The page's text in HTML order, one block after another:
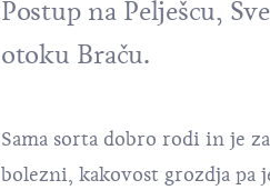
Postup na Pelješcu,
otoku Braču.
Sama sorta dobro rodi in je
bolezni, kakovost grozdja pa